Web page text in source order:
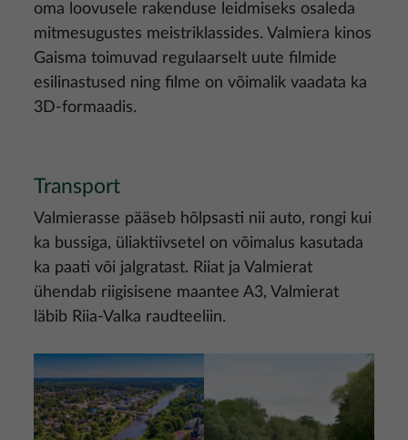
oma loovusele rakenduse leidmiseks osaleda
mitmesugustes meistriklassides. Valmiera kinos
Gaisma toimuvad regulaarselt uute filmide
esilinastused ning filme on võimalik vaadata ka
3D-formaadis.
Transport
Valmierasse pääseb hõlpsasti nii auto, rongi kui
ka bussiga, üliaktiivsetel on võimalus kasutada
ka paati või jalgratast. Riiat ja Valmierat
ühendab riigisisene maantee A3, Valmierat
läbib Riia-Valka raudteeliin.
Pilt